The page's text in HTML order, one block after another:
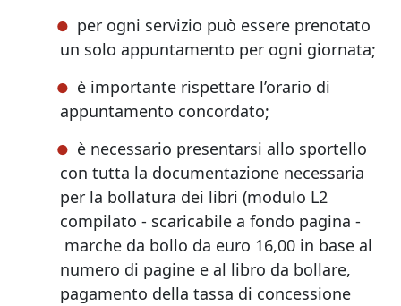
per ogni servizio può essere prenotato
un solo appuntamento per ogni giornata;
è importante rispettare l’orario di
appuntamento concordato;
è necessario presentarsi allo sportello
con tutta la documentazione necessaria
per la bollatura dei libri (modulo L2
compilato - scaricabile a fondo pagina -
marche da bollo da euro 16,00 in base al
numero di pagine e al libro da bollare,
pagamento della tassa di concessione